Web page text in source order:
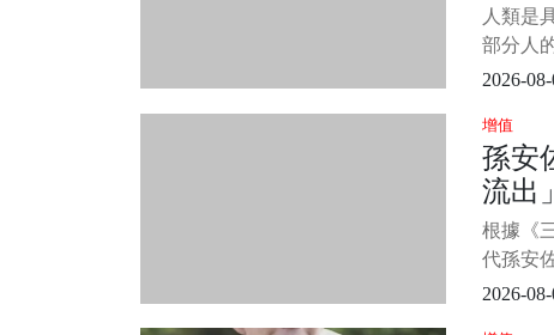
生疑
看畫
人類是
部分人
我、或
年8月20
件事
婦，丈
只能每
倆生了
2026-
增值
孫安
流出
入鏡
根據《
代孫安
普吉島
2026-